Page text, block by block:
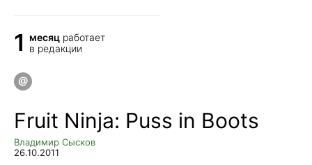
1 месяц работает
в редакции
Fruit Ninja: Puss in Boots
Владимир Сысков
26.10.2011